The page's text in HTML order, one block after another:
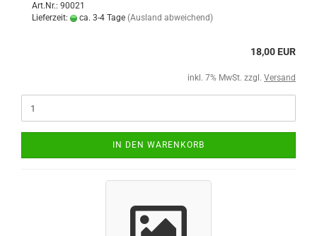
Art.Nr.: 90021
Lieferzeit:
ca. 3-4 Tage (Ausland abweichend)
18,00 EUR
inkl. 7% MwSt. zzgl. Versand
IN DEN WARENKORB